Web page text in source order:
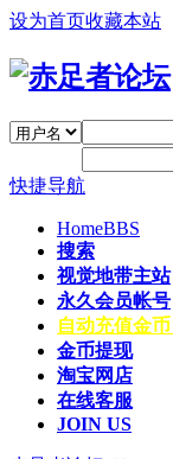
设为首页收藏本站
快捷导航
HomeBBS
搜索
视觉地带主站
永久会员帐号
自动充值金
金币提现
淘宝网店
在线客服
JOIN US